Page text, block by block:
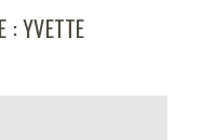
: YVETTE